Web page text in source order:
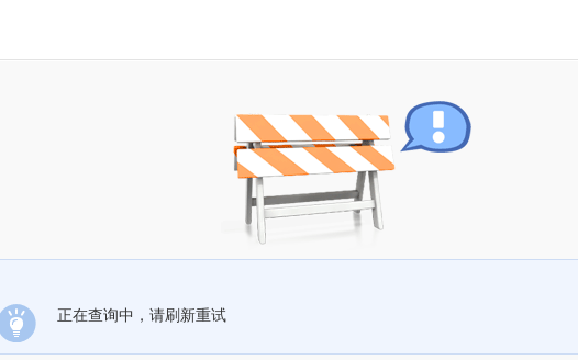
正在查询中，请刷新重试